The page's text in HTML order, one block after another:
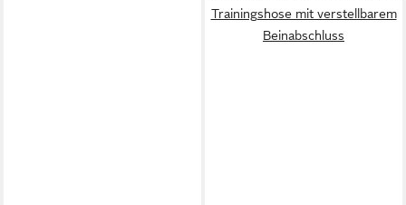
Trainingshose mit verstellbarem
Beinabschluss